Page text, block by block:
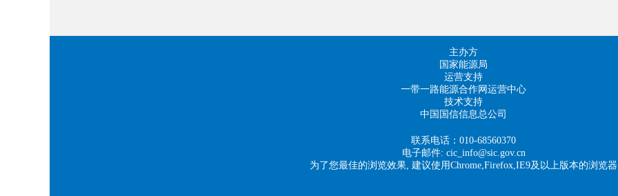
主办方
国家能源局
运营支持
一带一路能源合作网运营中心
技术支持
中国国信信息总公司
联系电话：010-68560370
电子邮件: cic_info@sic.gov.cn
为了您最佳的浏览效果, 建议使用Chrome,Firefox,IE9及以上版本的浏览器